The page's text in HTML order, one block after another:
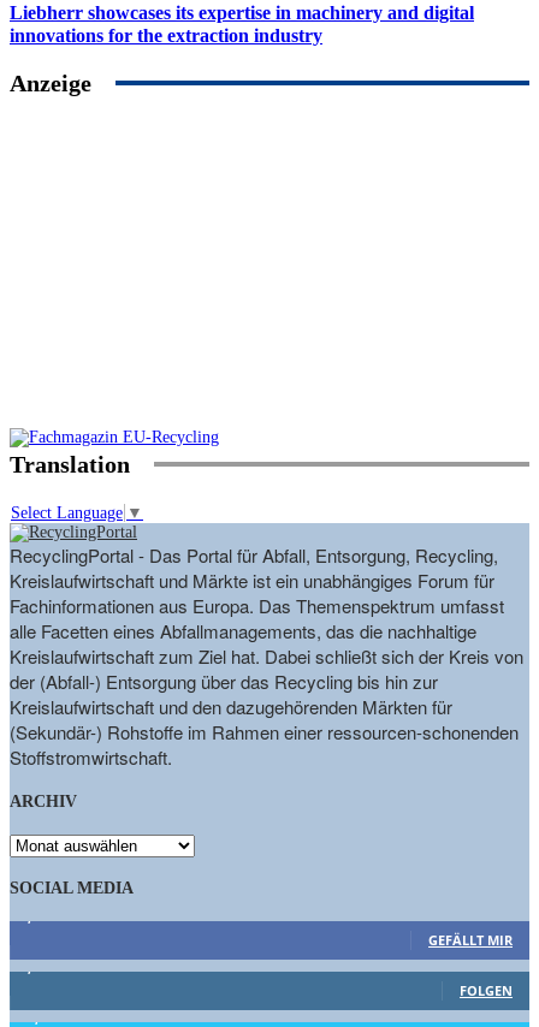
Liebherr showcases its expertise in machinery and digital
innovations for the extraction industry
Anzeige
Translation
Select Language ▼
RecyclingPortal - Das Portal für Abfall, Entsorgung, Recycling,
Kreislaufwirtschaft und Märkte ist ein unabhängiges Forum für
Fachinformationen aus Europa. Das Themenspektrum umfasst
alle Facetten eines Abfallmanagements, das die nachhaltige
Kreislaufwirtschaft zum Ziel hat. Dabei schließt sich der Kreis von
der (Abfall-) Entsorgung über das Recycling bis hin zur
Kreislaufwirtschaft und den dazugehörenden Märkten für
(Sekundär-) Rohstoffe im Rahmen einer ressourcen-schonenden
Stoffstromwirtschaft.
ARCHIV
ARCHIV
SOCIAL MEDIA
GEFÄLLT MIR
1,662 Follower
FOLGEN
15,658 Follower